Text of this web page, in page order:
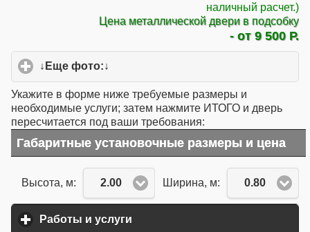
наличный расчет.)
Цена металлической двери в подсобку
- от 9 500 Р.
↓Еще фото:↓
Укажите в форме ниже требуемые размеры и
необходимые услуги; затем нажмите ИТОГО и дверь
пересчитается под ваши требования:
Габаритные установочные размеры и цена
Высота, м: 2.00 Ширина, м: 0.80
Работы и услуги